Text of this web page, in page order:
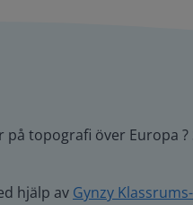
på topografi över Europa
hjälp av Gynzy